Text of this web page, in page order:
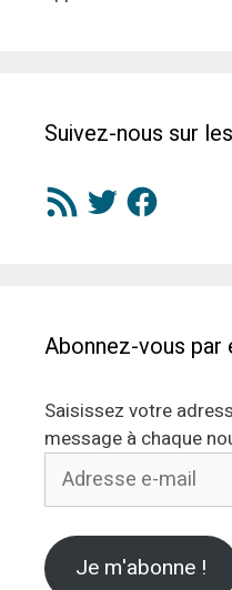
Suivez-nous sur
Flux
RSS
TwitterFacebook
Abonnez-vous par
Saisissez votre
message à chaque
Adresse
Je m'abonne !